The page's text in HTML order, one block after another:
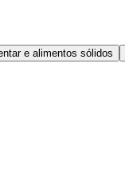
e alimentos sólidos